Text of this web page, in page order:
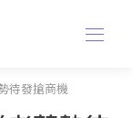
待發搶商機